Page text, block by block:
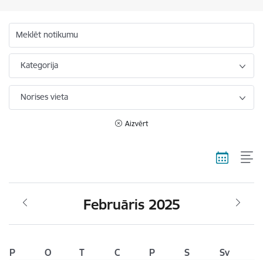
Meklēt notikumu
Kategorija
Norises vieta
Aizvērt
Februāris 2025
P O T C P S
Sv